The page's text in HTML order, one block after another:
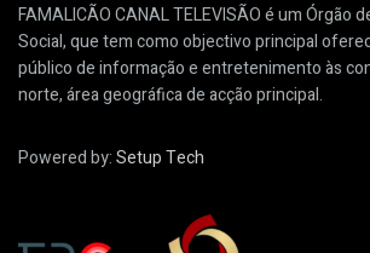
FAMALICÃO CANAL TELEVISÃO é um Órgão
Social, que tem como objectivo principal
público de informação e entretenimento às
norte, área geográfica de acção principal.
Powered by:Setup Tech